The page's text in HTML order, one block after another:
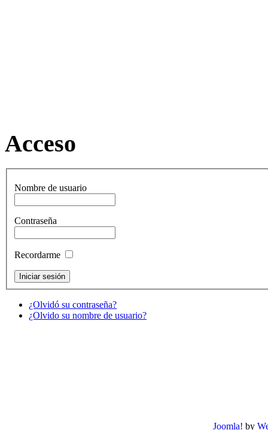
Acceso
Nombre de usuario
Contraseña
Recordarme
¿Olvidó su contraseña?
¿Olvido su nombre de usuario?
Joomla! by